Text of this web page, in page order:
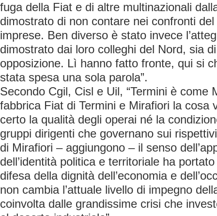
fuga della Fiat e di altre multinazionali
dimostrato di non contare nei confronti
imprese. Ben diverso è stato invece
dimostrato dai loro colleghi del Nord, sia
opposizione. Lì hanno fatto fronte, qui si
stata spesa una sola parola”.
Secondo Cgil, Cisl e Uil, “Termini è come
fabbrica Fiat di Termini e Mirafiori la cosa
certo la qualità degli operai né la
gruppi dirigenti che governano sui
di Mirafiori – aggiungono – il senso
dell’identità politica e territoriale ha
difesa della dignità dell’economia e
non cambia l’attuale livello di impegno
coinvolta dalle grandissime crisi che